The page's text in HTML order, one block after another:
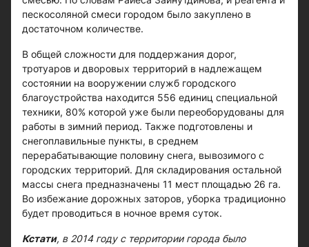
пескосоляной смеси городом было закуплено в
достаточном количестве.
В общей сложности для поддержания дорог,
тротуаров и дворовых территорий в надлежащем
состоянии на вооружении служб городского
благоустройства находится 556 единиц специальной
техники, 80% которой уже были переоборудованы для
работы в зимний период. Также подготовлены и
снегоплавильные пункты, в среднем
перерабатывающие половину снега, вывозимого с
городских территорий. Для складирования остальной
массы снега предназначены 11 мест площадью 26 га.
Во избежание дорожных заторов, уборка традиционно
будет проводиться в ночное время суток.
Кстати, в 2014 году с территории города было